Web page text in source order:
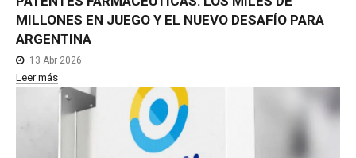
MILLONES EN JUEGO Y EL NUEVO DESAFÍO PARA
ARGENTINA
13 Abr 2026
Leer más